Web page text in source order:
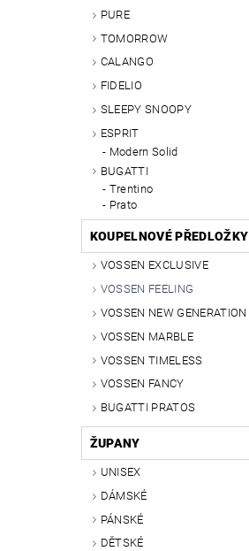
PURE
TOMORROW
CALANGO
FIDELIO
SLEEPY SNOOPY
ESPRIT
Modern Solid
BUGATTI
Trentino
Prato
KOUPELNOVÉ PŘEDLOŽKY
VOSSEN EXCLUSIVE
VOSSEN FEELING
VOSSEN NEW GENERATION
VOSSEN MARBLE
VOSSEN TIMELESS
VOSSEN FANCY
BUGATTI PRATOS
ŽUPANY
UNISEX
DÁMSKÉ
PÁNSKÉ
DĚTSKÉ